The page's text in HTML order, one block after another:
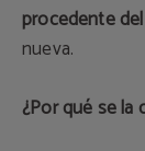
procedente
nueva.
¿Por qué se la